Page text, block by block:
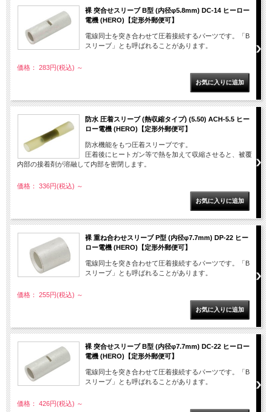
裸 突合せスリーブ B型 (内径φ5.8mm) DC-14 ヒーロー
電機 (HERO)【定形外郵便可】
電線同士を突き合わせて圧着接続するパーツです。「B
スリーブ」とも呼ばれることがあります。
価格： 283円(税込) ～
防水 圧着スリーブ (熱収縮タイプ) (5.50) ACH-5.5 ヒー
ロー電機 (HERO)【定形外郵便可】
防水機能をもつ圧着スリーブです。
圧着後にヒートガン等で熱を加えて収縮させると、被覆
内部の接着剤が溶融して内部を密閉します。
価格： 336円(税込) ～
裸 重ね合わせスリーブ P型 (内径φ7.7mm) DP-22 ヒー
ロー電機 (HERO)【定形外郵便可】
電線同士を突き合わせて圧着接続するパーツです。「B
スリーブ」とも呼ばれることがあります。
価格： 255円(税込) ～
裸 突合せスリーブ B型 (内径φ7.7mm) DC-22 ヒーロー
電機 (HERO)【定形外郵便可】
電線同士を突き合わせて圧着接続するパーツです。「B
スリーブ」とも呼ばれることがあります。
価格： 426円(税込) ～